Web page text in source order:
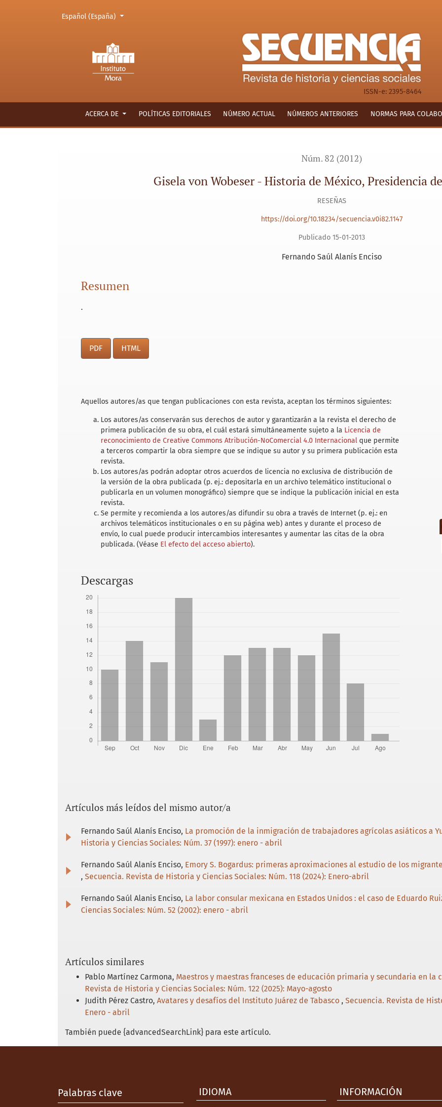
Gisela von Wobeser - Historia de México, Presidencia de la República
ISSN-e: 2395-8464
Cambiar el idioma. El actual es:
Español (España)
ACERCA DE POLÍTICAS EDITORIALES NÚMERO ACTUAL NÚMEROS ANTERIORES NORMAS PARA
Núm. 82 (2012)
Gisela von Wobeser - Historia de México, Presidencia
RESEÑAS
https://doi.org/10.18234/secuencia.v0i82.1147
Publicado 15-01-2013
Fernando Saúl Alanís Enciso
Resumen
.
PDF HTML
Aquellos autores/as que tengan publicaciones con esta revista, aceptan los términos siguientes:
Los autores/as conservarán sus derechos de autor y garantizarán a la revista el derecho de
primera publicación de su obra, el cuál estará simultáneamente sujeto a la Licencia de
reconocimiento de Creative Commons Atribución-NoComercial 4.0 Internacional que permite
a terceros compartir la obra siempre que se indique su autor y su primera publicación esta
revista.
Los autores/as podrán adoptar otros acuerdos de licencia no exclusiva de distribución de
la versión de la obra publicada (p. ej.: depositarla en un archivo telemático institucional o
publicarla en un volumen monográfico) siempre que se indique la publicación inicial en esta
revista.
Se permite y recomienda a los autores/as difundir su obra a través de Internet (p. ej.: en
archivos telemáticos institucionales o en su página web) antes y durante el proceso de
envío, lo cual puede producir intercambios interesantes y aumentar las citas de la obra
publicada. (Véase El efecto del acceso abierto).
Descargas
Artículos más leídos del mismo autor/a
Fernando Saúl Alanís Enciso, La promoción de la inmigración de trabajadores agrícolas asiáticos a
Historia y Ciencias Sociales: Núm. 37 (1997): enero - abril
Fernando Saúl Alanís Enciso, Emory S. Bogardus: primeras aproximaciones al estudio de los
, Secuencia. Revista de Historia y Ciencias Sociales: Núm. 118 (2024): Enero-abril
Fernando Saúl Alanis Enciso, La labor consular mexicana en Estados Unidos : el caso de Eduardo
Ciencias Sociales: Núm. 52 (2002): enero - abril
Artículos similares
Pablo Martínez Carmona, Maestros y maestras franceses de educación primaria y secundaria en la
Revista de Historia y Ciencias Sociales: Núm. 122 (2025): Mayo-agosto
Judith Pérez Castro, Avatares y desafíos del Instituto Juárez de Tabasco , Secuencia. Revista de
Enero - abril
También puede {advancedSearchLink} para este artículo.
Palabras clave IDIOMA INFORMACIÓN